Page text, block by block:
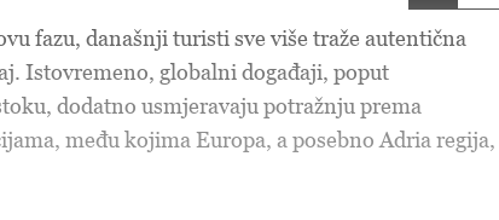
fazu, današnji turisti sve više traže autentična
Istovremeno, globalni događaji, poput
dodatno usmjeravaju potražnju prema
među kojima Europa, a posebno Adria regija,